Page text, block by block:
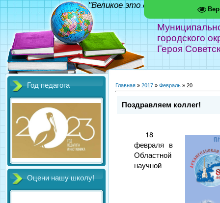
городского
Героя
"Великое это дело - школа!"
Год педагога
Оцени нашу школу!
Главная » 2017 » Февраль » 20
Поздравляем коллег!
18
февраля в
Областной
научной